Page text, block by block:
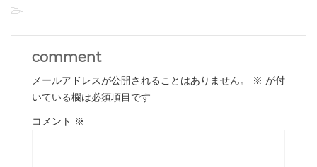
-
comment
メールアドレスが公開されることはありません。 ※ が付
いている欄は必須項目です
コメント ※